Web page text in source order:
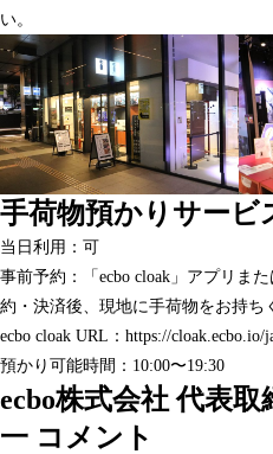
い。
手荷物預かりサービ
当日利用：可
事前予約：「ecbo cloak」アプリま
約・決済後、現地に手荷物をお持ち
ecbo cloak URL： https://cloak.ecbo.io/
預かり可能時間：10:00〜19:30
ecbo株式会社 代表
一 コメント